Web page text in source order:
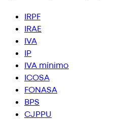
IRPF
IRAE
IVA
IP
IVA mínimo
ICOSA
FONASA
BPS
CJPPU